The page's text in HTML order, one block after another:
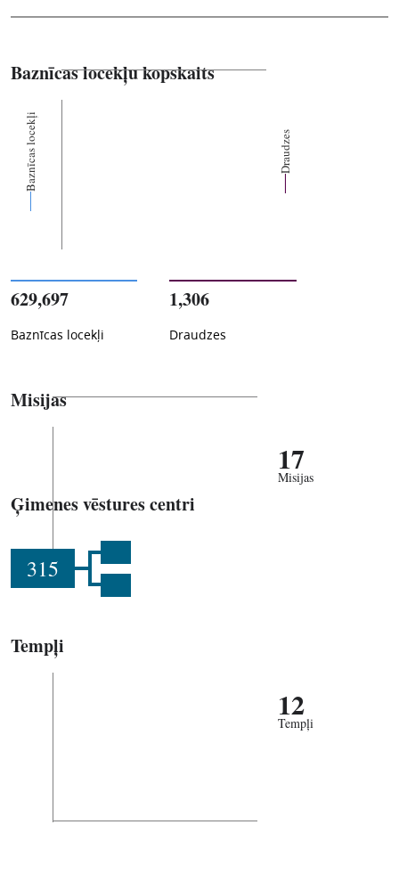
Baznīcas locekļu kopskaits
Baznīcas locekļi Draudzes
629,697
Baznīcas locekļi
1,306
Draudzes
Misijas
17
Misijas
Ģimenes vēstures centri
315
Tempļi
12
Tempļi